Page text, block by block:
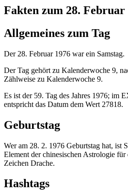
Fakten zum 28. Februar
Allgemeines zum Tag
Der 28. Februar 1976 war ein Samstag.
Der Tag gehört zu Kalenderwoche 9,
Zählweise zu Kalenderwoche 9.
Es ist der 59. Tag des Jahres 1976; im
entspricht das Datum dem Wert 27818.
Geburtstag
Wer am 28. 2. 1976 Geburtstag hat, ist
Element der chinesischen Astrologie für
Zeichen Drache.
Hashtags